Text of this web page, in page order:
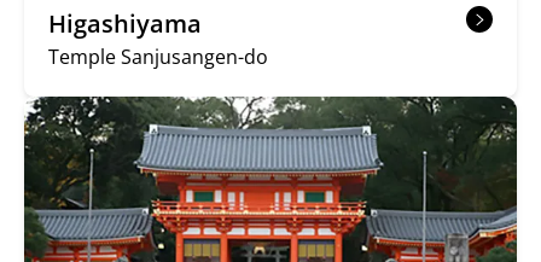
Higashiyama
Temple Sanjusangen-do